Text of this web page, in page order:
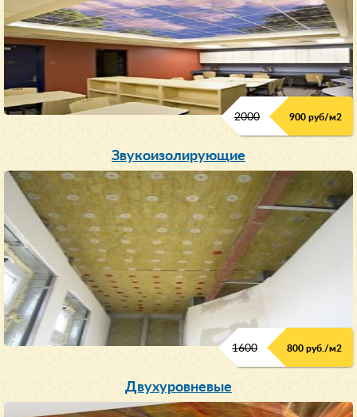
2000 900 руб/м2
Звукоизолирующие
1600 800 руб./м2
Двухуровневые